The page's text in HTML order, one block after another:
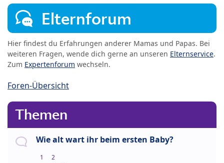
Elternforum
Hier findest du Erfahrungen anderer Mamas und Papas. Bei
weiteren Fragen, wende dich gerne an unseren Elternservice.
Zum Expertenforum wechseln.
Foren-Übersicht
Themen
Wie alt wart ihr beim ersten Baby?
1 2